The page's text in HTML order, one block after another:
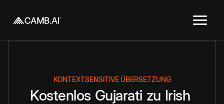
KONTEXTSENSITIVE ÜBERSETZUNG
Kostenlos Gujarati zu Irish